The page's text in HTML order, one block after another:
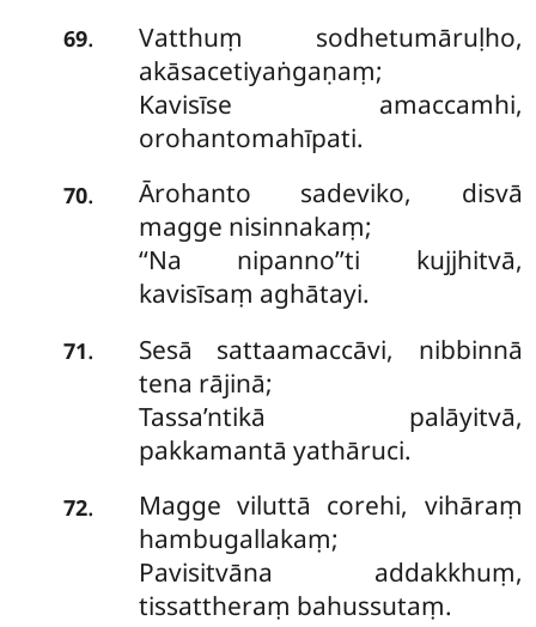
69.
Vatthuṃ sodhetumāruḷho,
akāsacetiyaṅgaṇaṃ;
Kavisīse amaccamhi,
orohantomahīpati.
70.
Ārohanto sadeviko, disvā
magge nisinnakaṃ;
‘‘Na nipanno’’ti kujjhitvā,
kavisīsaṃ aghātayi.
71.
Sesā sattaamaccāvi, nibbinnā
tena rājinā;
Tassa’ntikā palāyitvā,
pakkamantā yathāruci.
72.
Magge viluttā corehi, vihāraṃ
hambugallakaṃ;
Pavisitvāna addakkhuṃ,
tissattheraṃ bahussutaṃ.